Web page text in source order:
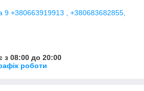
9 +380663919913 , +380683682855,
з 08:00 до 20:00
роботи